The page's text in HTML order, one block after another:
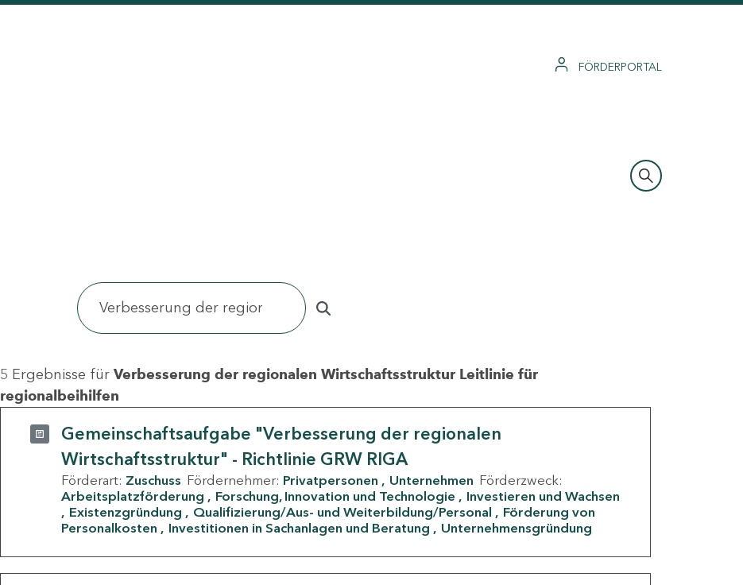
FÖRDERPORTAL
5 Ergebnisse für Verbesserung der regionalen Wirtschaftsstruktur Leitlinie für
regionalbeihilfen
Gemeinschaftsaufgabe "Verbesserung der regionalen
Wirtschaftsstruktur" - Richtlinie GRW RIGA
Förderart: Zuschuss Fördernehmer: Privatpersonen Unternehmen Förderzweck:
Arbeitsplatzförderung
Forschung, Innovation und Technologie
Investieren und Wachsen
Existenzgründung
Qualifizierung/Aus- und Weiterbildung/Personal
Förderung von
Personalkosten
Investitionen in Sachanlagen und Beratung Unternehmensgründung